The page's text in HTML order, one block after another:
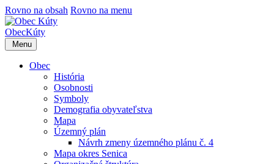
Rovno na obsah Rovno na menu
ObecKúty
Menu
Obec
História
Osobnosti
Symboly
Demografia obyvateľstva
Mapa
Územný plán
Návrh zmeny územného plánu č. 4
Mapa okres Senica